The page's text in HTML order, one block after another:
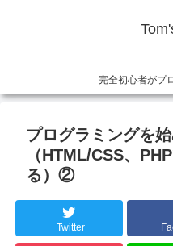
完全初心者がプ
プログラミングを
（HTML/CSS、
る）②
Twitter